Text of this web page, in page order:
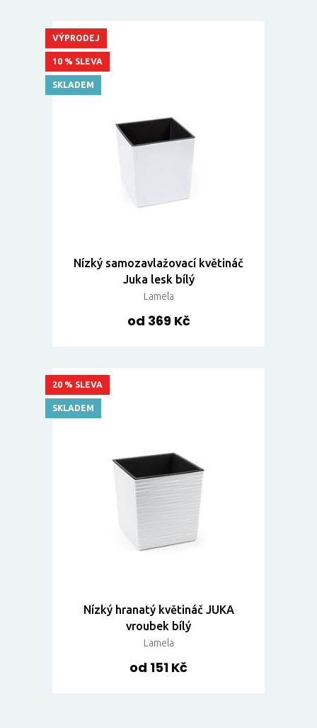
Nízký samozavlažovací květináč
Juka lesk bílý
Lamela
od 369 Kč
VÝPRODEJ
10 % SLEVA
SKLADEM
Nízký hranatý květináč JUKA
vroubek bílý
Lamela
od 151 Kč
20 % SLEVA
SKLADEM